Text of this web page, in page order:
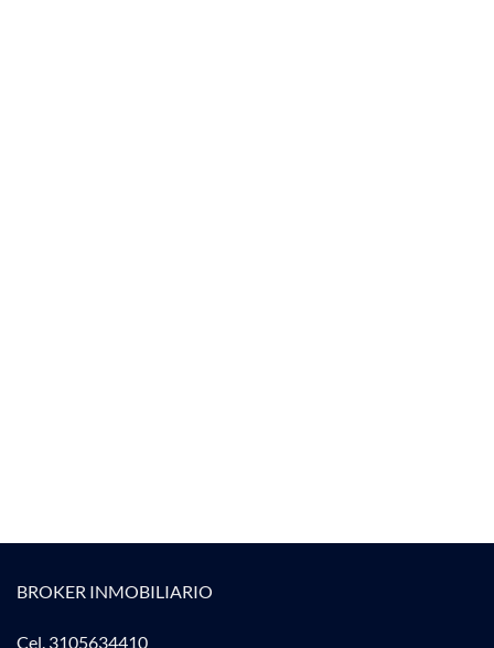
BROKER INMOBILIARIO
Cel. 3105634410